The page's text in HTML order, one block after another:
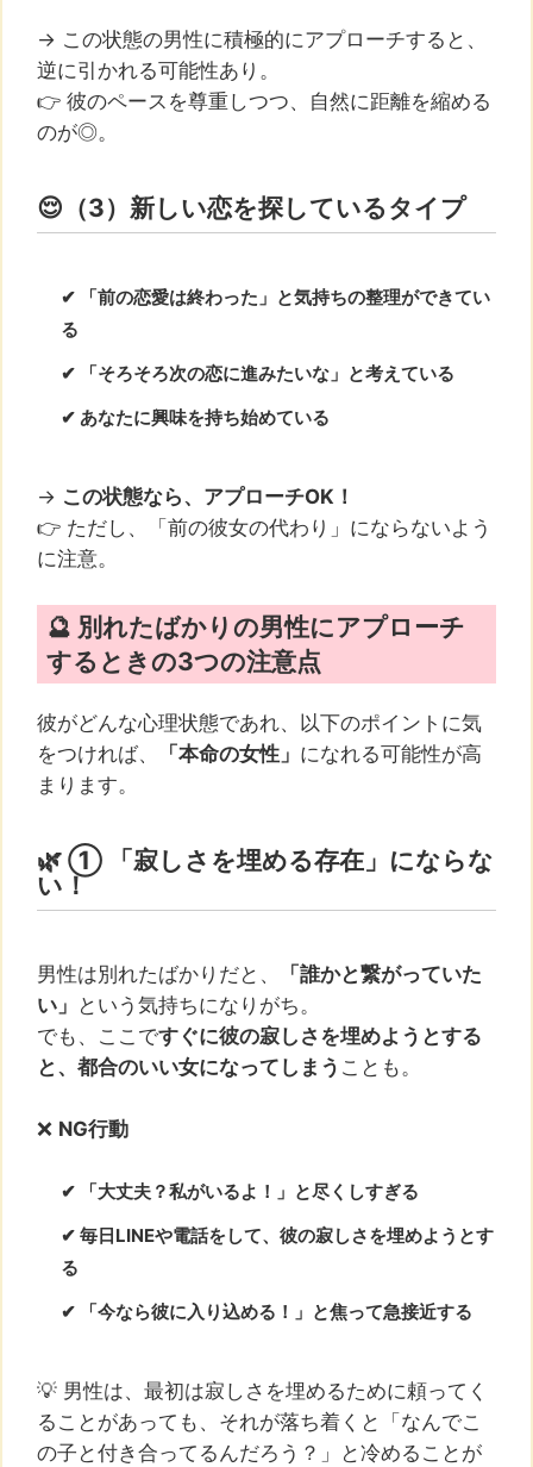
→ この状態の男性に積極的にアプローチすると、
逆に引かれる可能性あり。
👉 彼のペースを尊重しつつ、自然に距離を縮める
のが◎。
😌（3）新しい恋を探しているタイプ
✔ 「前の恋愛は終わった」と気持ちの整理ができてい
る
✔ 「そろそろ次の恋に進みたいな」と考えている
✔ あなたに興味を持ち始めている
→ この状態なら、アプローチOK！
👉 ただし、「前の彼女の代わり」にならないよう
に注意。
🔮 別れたばかりの男性にアプローチ
するときの3つの注意点
彼がどんな心理状態であれ、以下のポイントに気
をつければ、
「本命の女性」 になれる可能性が高
まります。
🌿 ① 「寂しさを埋める存在」にならな
い！
男性は別れたばかりだと、
「誰かと繋がっていた
い」 という気持ちになりがち。
でも、ここですぐに彼の寂しさを埋めようとする
と、都合のいい女になってしまう ことも。
❌ NG行動
✔ 「大丈夫？私がいるよ！」と尽くしすぎる
✔ 毎日LINEや電話をして、彼の寂しさを埋めようとす
る
✔ 「今なら彼に入り込める！」と焦って急接近する
💡 男性は、最初は寂しさを埋めるために頼ってく
ることがあっても、それが落ち着くと「なんでこ
の子と付き合ってるんだろう？」と冷めることが